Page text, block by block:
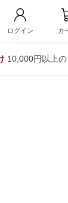
ログイン カ
10,000円以上の